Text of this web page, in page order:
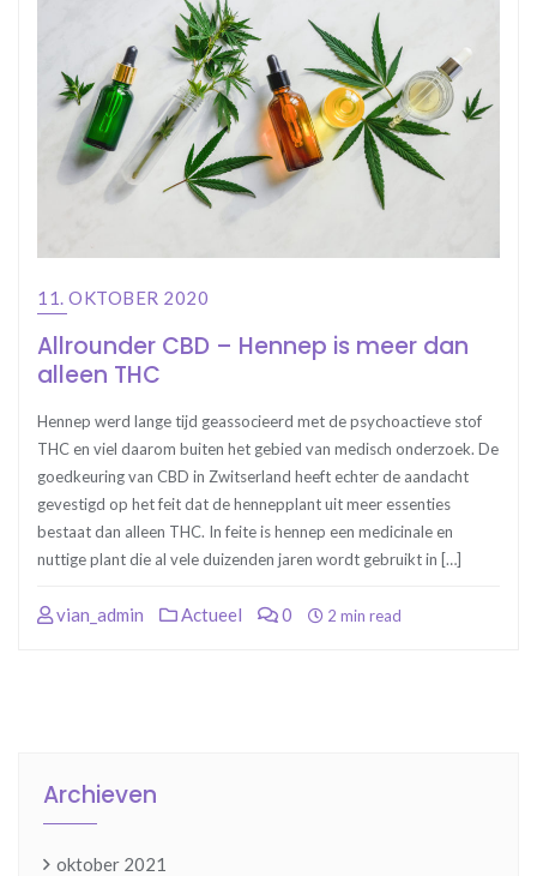
11. OKTOBER 2020
Allrounder CBD – Hennep is meer dan
alleen THC
Hennep werd lange tijd geassocieerd met de psychoactieve stof
THC en viel daarom buiten het gebied van medisch onderzoek. De
goedkeuring van CBD in Zwitserland heeft echter de aandacht
gevestigd op het feit dat de hennepplant uit meer essenties
bestaat dan alleen THC. In feite is hennep een medicinale en
nuttige plant die al vele duizenden jaren wordt gebruikt in […]
vian_admin Actueel 0 2 min read
Archieven
oktober 2021